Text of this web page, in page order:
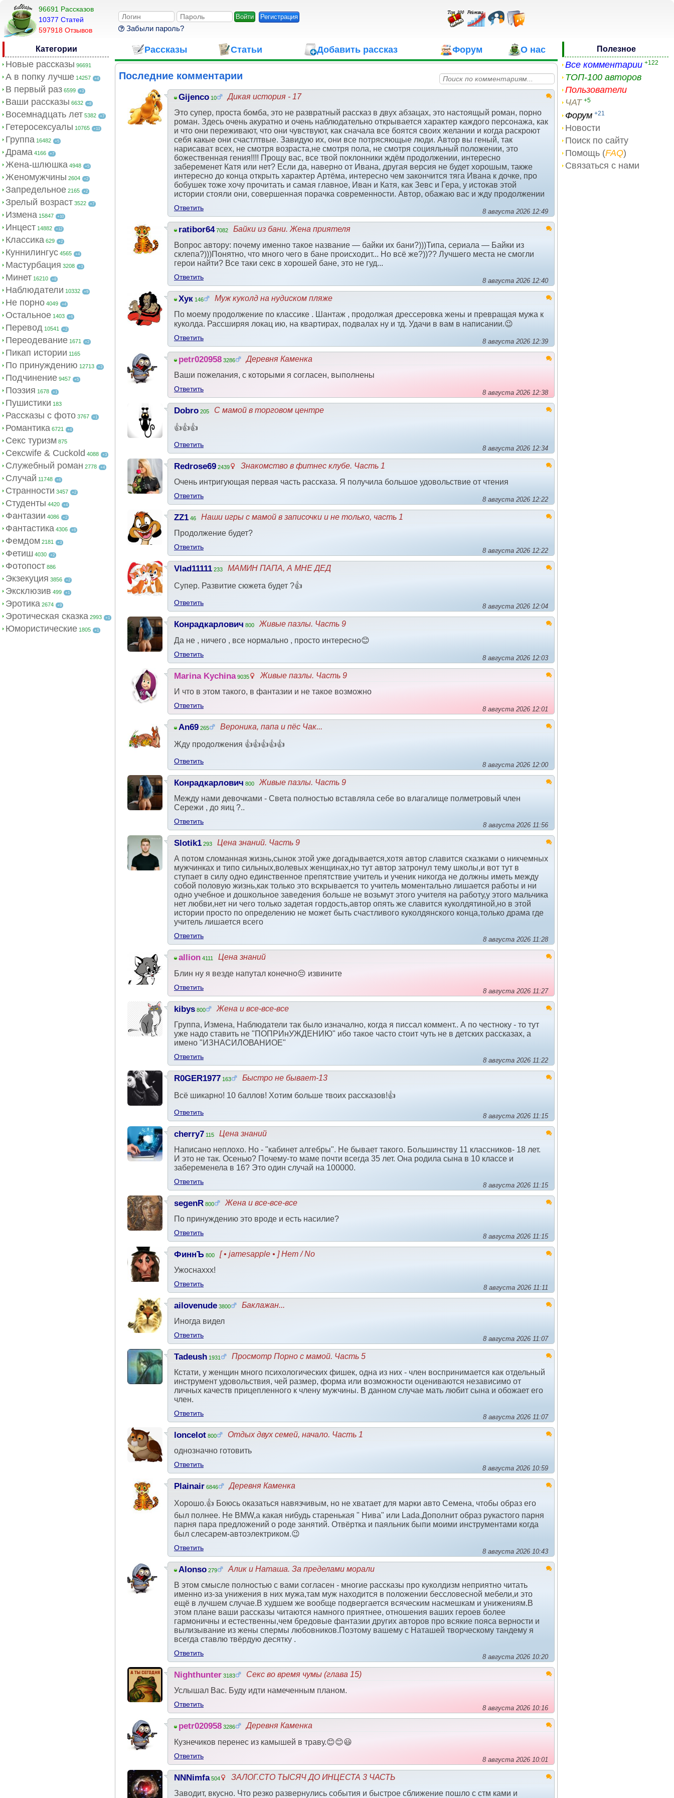
96691 Рассказов
10377 Cтатей
597918 Отзывов
Регистрация
Забыли пароль?
Категории
Новые рассказы 96691
А в попку лучше 14257 +4
В первый раз 6599 +3
Ваши рассказы 6632 +8
Восемнадцать лет 5382 +7
Гетеросексуалы 10765 +13
Группа 16482 +5
Драма 4166 +7
Жена-шлюшка 4948 +5
Женомужчины 2604 +2
Запредельное 2165 +2
Зрелый возраст 3522 +7
Измена 15847 +10
Инцест 14882 +12
Классика 629 +2
Куннилингус 4565 +4
Мастурбация 3208 +3
Минет 16210 +8
Наблюдатели 10332 +9
Не порно 4049 +4
Остальное 1403 +6
Перевод 10541 +2
Переодевание 1671 +2
Пикап истории 1165
По принуждению 12713 +3
Подчинение 9457 +5
Поэзия 1678 +1
Пушистики 183
Рассказы с фото 3767 +1
Романтика 6721 +4
Секс туризм 875
Сексwife & Cuckold 4088 +3
Служебный роман 2778 +4
Случай 11748 +6
Странности 3457 +2
Студенты 4420 +4
Фантазии 4086 +2
Фантастика 4306 +6
Фемдом 2181 +3
Фетиш 4030 +2
Фотопост 886
Экзекуция 3856 +2
Эксклюзив 499 +1
Эротика 2674 +9
Эротическая сказка 2993 +1
Юмористические 1805 +1
Рассказы Статьи Добавить рассказ Форум О нас
Последние комментарии
Gijenco 10
Дикая история - 17
Это супер, проста бомба, это не развратный рассказ в двух абзацах, это настоящый роман, порно
роман. Здесь очень акуратно и очень наблюдательно открывается характер каждого персонажа, как
и что они переживают, что они чувствуют, как сначала все боятся своих желании и когда раскроют
себя какые они счастлтвые. Завидую их, они все потрясяющые люди. Автор вы геный, так
нарисават всех, не смотря возраста,не смотря пола, не смотря социяльный положении, это
божественная гения!!!! Прощу вас, все твой поклонники ждём продолжении, интересно
забеременет Катя или нет? Если да, наверно от Ивана, другая версия не будет хорошым, также
интересно до конца открыть характер Артёма, интересно чем закончится тяга Ивана к дочке, про
бобушек тоже хочу прочитать и самая главное, Иван и Катя, как Зевс и Гера, у истокав этой
истории стояли они, совершенная порачка современности. Автор, обажаю вас и жду продолжении
Ответить 8 августа 2026 12:49
ratibor64 7082
Байки из бани. Жена приятеля
Вопрос автору: почему именно такое название — байки их бани?)))Типа, сериала — Байки из
склепа?)))Понятно, что много чего в бане происходит... Но всё же?))?? Лучшего места не смогли
герои найти? Все таки секс в хорошей бане, это не гуд...
Ответить 8 августа 2026 12:40
Хук 146
Муж куколд на нудиском пляже
По моему продолжение по классике . Шантаж , продолжая дрессеровка жены и превращая мужа к
куколда. Рассширяя локац ию, на квартирах, подвалах ну и тд. Удачи в вам в написании.😉
Ответить 8 августа 2026 12:39
petr020958 3286
Деревня Каменка
Ваши пожелания, с которыми я согласен, выполнены
Ответить 8 августа 2026 12:38
Dobro 205 С мамой в торговом центре
👍👍👍
Ответить 8 августа 2026 12:34
Redrose69 2439
Знакомство в фитнес клубе. Часть 1
Очень интригующая первая часть рассказа. Я получила большое удовольствие от чтения
Ответить 8 августа 2026 12:22
ZZ1 46
Наши игры с мамой в записочки и не только, часть 1
Продолжение будет?
Ответить 8 августа 2026 12:22
Vlad11111 233 МАМИН ПАПА, А МНЕ ДЕД
Супер. Развитие сюжета будет ?👍
Ответить 8 августа 2026 12:04
Конрадкарлович 800
Живые пазлы. Часть 9
Да не , ничего , все нормально , просто интересно😊
Ответить 8 августа 2026 12:03
Marina Kychina 9035
Живые пазлы. Часть 9
И что в этом такого, в фантазии и не такое возможно
Ответить 8 августа 2026 12:01
An69 265 Вероника, папа и пёс Чак...
Жду продолжения 👍👍👍👍👍
Ответить 8 августа 2026 12:00
Конрадкарлович 800
Живые пазлы. Часть 9
Между нами девочками - Света полностью вставляла себе во влагалище полметровый член
Сережи , до яиц ?..
Ответить 8 августа 2026 11:56
Slotik1 293
Цена знаний. Часть 9
А потом сломанная жизнь,сынок этой уже догадывается,хотя автор славится сказками о никчемных
мужчинках и типо сильных,волевых женщинах,но тут автор затронул тему школы,и вот тут в
ступает в силу одно единственное препятствие учитель и ученик никогда не должны иметь между
собой половую жизнь,как только это вскрывается то учитель моментально лишается работы и ни
одно учебное и дошкольное заведения больше не возьмут этого учителя на работу,у этого мальчика
нет любви,нет ни чего только задетая гордость,автор опять же славится куколдятиной,но в этой
истории просто по определению не может быть счастливого куколдянского конца,только драма где
учитель лишается всего
Ответить 8 августа 2026 11:28
allion 4111
Цена знаний
Блин ну я везде напутал конечно😔 извините
Ответить 8 августа 2026 11:27
kibys 800
Жена и все-все-все
Группа, Измена, Наблюдатели так было изначално, когда я писсал коммент.. А по честноку - то тут
уже надо ставить не "ПОПРИнУЖДЕНИЮ" ибо такое часто стоит чуть не в детских рассказах, а
имено "ИЗНАСИЛОВАНИОЕ"
Ответить 8 августа 2026 11:22
R0GER1977 163 Быстро не бывает-13
Всё шикарно! 10 баллов! Хотим больше твоих рассказов!👍
Ответить 8 августа 2026 11:15
cherry7 115
Цена знаний
Написано неплохо. Но - "кабинет алгебры". Не бывает такого. Большинству 11 классников- 18 лет.
И это не так. Осенью? Почему-то маме почти всегда 35 лет. Она родила сына в 10 классе и
забеременела в 16? Это один случай на 100000.
Ответить 8 августа 2026 11:15
segenR 800
Жена и все-все-все
По принуждению это вроде и есть насилие?
Ответить 8 августа 2026 11:15
ФиннЪ 800
[ • jamesapple • ] Нет / No
Ужоснаххх!
Ответить 8 августа 2026 11:11
ailovenude 3800
Баклажан...
Иногда видел
Ответить 8 августа 2026 11:07
Tadeush 1931
Просмотр Порно с мамой. Часть 5
Кстати, у женщин много психологических фишек, одна из них - член воспринимается как отдельный
инструмент удовольствия, чей размер, форма или возможности оцениваются независимо от
личных качеств прицепленного к члену мужчины. В данном случае мать любит сына и обожает его
член.
Ответить 8 августа 2026 11:07
loncelot 800
Отдых двух семей, начало. Часть 1
однозначно готовить
Ответить 8 августа 2026 10:59
Plainair 6846 Деревня Каменка
Хорошо.👍 Боюсь оказаться навязчивым, но не хватает для марки авто Семена, чтобы образ его
был полнее. Не BMW,а какая нибудь старенькая " Нива" или Lada.Дополнит образ рукастого парня
парня пара предложений о роде занятий. Отвёртка и паяльник быпи моими инструментами когда
был слесарем-автоэлектриком.😉
Ответить 8 августа 2026 10:43
Alonso 279
Алик и Наташа. За пределами морали
В этом смысле полностью с вами согласен - многие рассказы про куколдизм неприятно читать
именно из-за унижения в них мужа,там муж находится в положении бессловесной мебели,и это
ещё в лучшем случае.В худшем же вообще подвергается всяческим насмешкам и унижениям.В
этом плане ваши рассказы читаются намного приятнее, отношения ваших героев более
гармоничны и естественны,чем бредовые фантазии других авторов про всякие пояса верности и
вылизывание из жены спермы любовников.Поэтому вашему с Наташей творческому тандему я
всегда ставлю твёрдую десятку .
Ответить 8 августа 2026 10:20
Nighthunter 3183
Секс во время чумы (глава 15)
Услышал Вас. Буду идти намеченным планом.
Ответить 8 августа 2026 10:16
petr020958 3286
Деревня Каменка
Кузнечиков перенес из камышей в траву.😊😊😃
Ответить 8 августа 2026 10:01
NNNimfa 504
ЗАЛОГ.СТО ТЫСЯЧ ДО ИНЦЕСТА 3 ЧАСТЬ
Заводит, вкусно. Что резко развернулись события и быстрое сближение пошло с стм ками и
Полезное
Все комментарии +122
ТОП-100 авторов
Пользователи
ЧАТ +5
Форум +21
Новости
Поиск по сайту
Помощь (FAQ)
Связаться с нами